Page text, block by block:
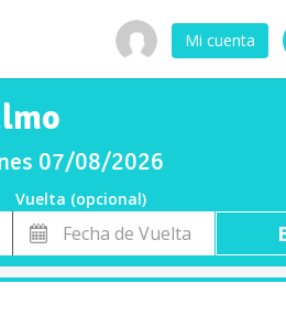
Mi cuenta
07/08/2026
Vuelta (opcional)
Fecha
de
Vuelta